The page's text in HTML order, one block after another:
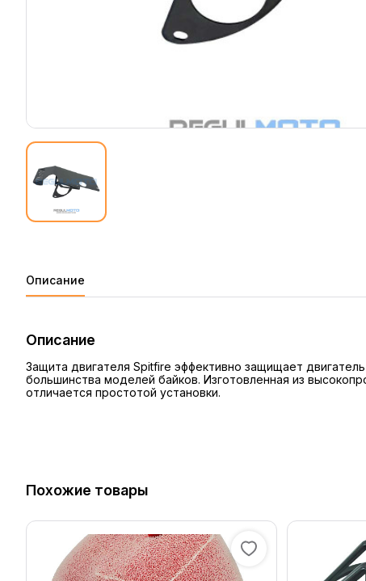
Описание
Описание
Защита двигателя Spitfire эффективно защищает
большинства моделей байков. Изготовленная из
отличается простотой установки.
Похожие товары